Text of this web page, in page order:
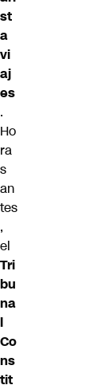
st
a
vi
aj
es
.
Ho
ra
s
an
tes
,
el
Tri
bu
na
l
Co
ns
tit